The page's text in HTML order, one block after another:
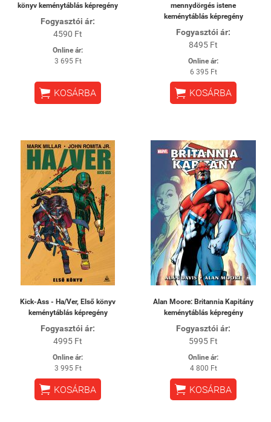
könyv keménytáblás képregény
Fogyasztói ár:
4590 Ft
Online ár:
3 695 Ft
 KOSÁRBA
mennydörgés istene
keménytáblás képregény
Fogyasztói ár:
8495 Ft
Online ár:
6 395 Ft
 KOSÁRBA
Kick-Ass - Ha/Ver, Első könyv
keménytáblás képregény
Fogyasztói ár:
4995 Ft
Online ár:
3 995 Ft
 KOSÁRBA
Alan Moore: Britannia Kapitány
keménytáblás képregény
Fogyasztói ár:
5995 Ft
Online ár:
4 800 Ft
 KOSÁRBA